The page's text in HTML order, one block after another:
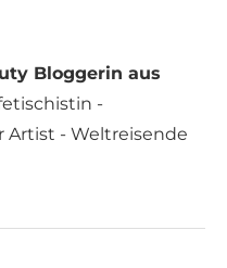
Bloggerin aus
-
Artist - Weltreisende